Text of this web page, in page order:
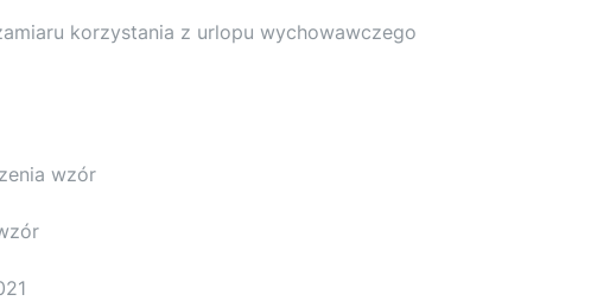
korzystania z urlopu wychowawczego
wzór